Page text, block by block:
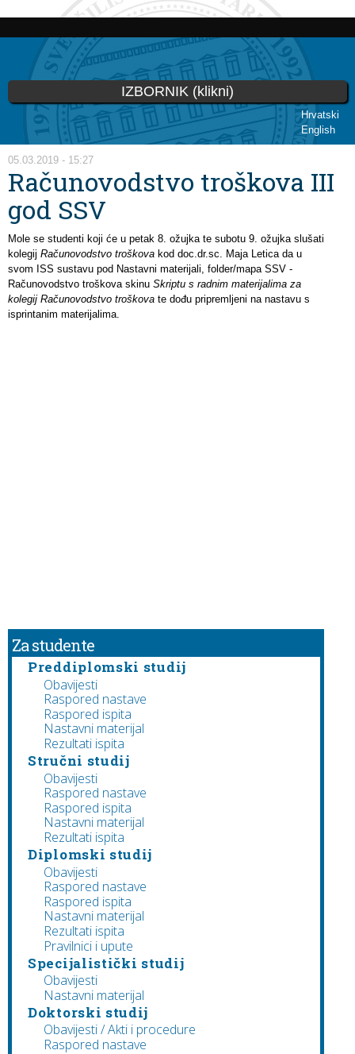
Skoči
glavni
sadržaj
Hrvatski
English
IZBORNIK (klikni)
Vi ste ovdje
05.03.2019 - 15:27
Računovodstvo troškova III
god SSV
Mole se studenti koji će u petak 8. ožujka te subotu 9. ožujka slušati
kolegij Računovodstvo troškova kod doc.dr.sc. Maja Letica da u
svom ISS sustavu pod Nastavni materijali, folder/mapa SSV -
Računovodstvo troškova skinu Skriptu s radnim materijalima za
kolegij Računovodstvo troškova te dođu pripremljeni na nastavu s
isprintanim materijalima.
Za studente
Preddiplomski studij
Obavijesti
Raspored nastave
Raspored ispita
Nastavni materijal
Rezultati ispita
Stručni studij
Obavijesti
Raspored nastave
Raspored ispita
Nastavni materijal
Rezultati ispita
Diplomski studij
Obavijesti
Raspored nastave
Raspored ispita
Nastavni materijal
Rezultati ispita
Pravilnici i upute
Specijalistički studij
Obavijesti
Nastavni materijal
Doktorski studij
Obavijesti / Akti i procedure
Raspored nastave